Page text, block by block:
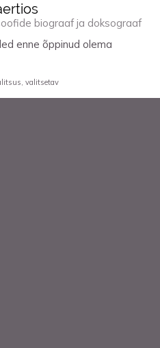
biograaf ja doksograaf
enne õppinud olema
valitsetav